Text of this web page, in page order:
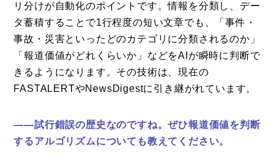
リ分けが自動化のポイントです。情報を分類し、デー
タ蓄積することで1行程度の短い文章でも、「事件・
事故・災害といったどのカテゴリに分類されるのか」
「報道価値がどれくらいか」などをAIが瞬時に判断で
きるようになります。その技術は、現在の
FASTALERTやNewsDigestに引き継がれています。
——試行錯誤の歴史なのですね。ぜひ報道価値を判断
するアルゴリズムについても教えてください。